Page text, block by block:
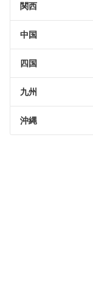
関西
中国
四国
九州
沖縄